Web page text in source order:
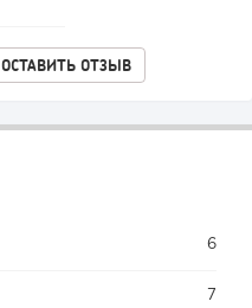
ОСТАВИТЬ ОТЗЫВ
6
7